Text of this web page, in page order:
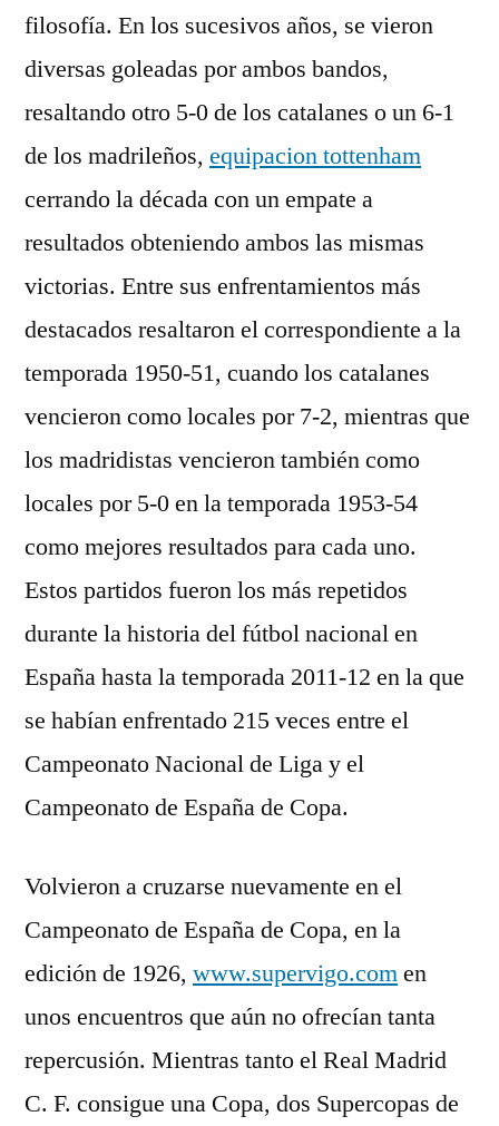
filosofía. En los sucesivos años, se vieron
diversas goleadas por ambos bandos,
resaltando otro 5-0 de los catalanes o un 6-1
de los madrileños, equipacion tottenham
cerrando la década con un empate a
resultados obteniendo ambos las mismas
victorias. Entre sus enfrentamientos más
destacados resaltaron el correspondiente a la
temporada 1950-51, cuando los catalanes
vencieron como locales por 7-2, mientras que
los madridistas vencieron también como
locales por 5-0 en la temporada 1953-54
como mejores resultados para cada uno.
Estos partidos fueron los más repetidos
durante la historia del fútbol nacional en
España hasta la temporada 2011-12 en la que
se habían enfrentado 215 veces entre el
Campeonato Nacional de Liga y el
Campeonato de España de Copa.
Volvieron a cruzarse nuevamente en el
Campeonato de España de Copa, en la
edición de 1926, www.supervigo.comen
unos encuentros que aún no ofrecían tanta
repercusión. Mientras tanto el Real Madrid
C. F. consigue una Copa, dos Supercopas de